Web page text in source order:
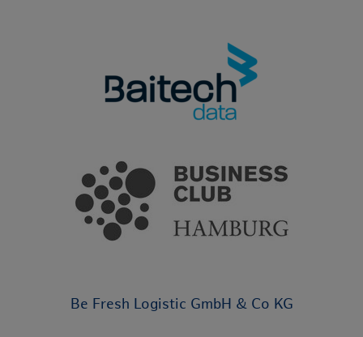
Be Fresh Logistic GmbH & Co KG